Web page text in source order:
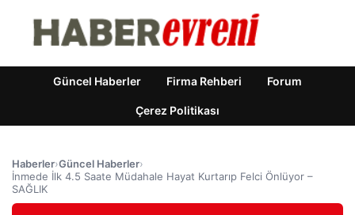
Güncel Haberler Firma Rehberi Forum
Çerez Politikası
Haberler›Güncel Haberler›
İnmede İlk 4.5 Saate Müdahale Hayat Kurtarıp Felci Önlüyor –
SAĞLIK